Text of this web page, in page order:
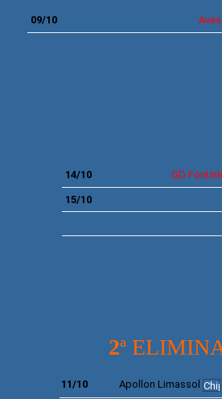
09/10
14/10 GD
15/10
2ª
11/10 Apollon Limassol